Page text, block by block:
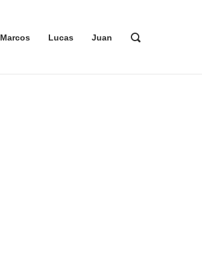
Marcos Lucas Juan
ABRIR
DE